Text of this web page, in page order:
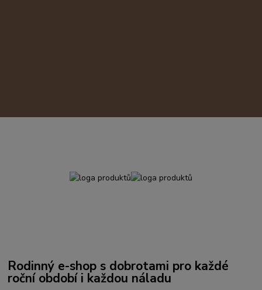
Rodinný e-shop s dobrotami pro každé
roční období i každou náladu